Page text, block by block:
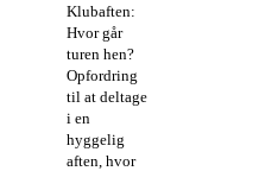
Klubaften:
Hvor går
turen hen?
Opfordring
til at deltage
i en
hyggelig
aften, hvor